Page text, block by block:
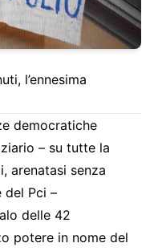
l’ennesima
democratiche
– su tutte la
arenatasi senza
Pci –
delle 42
potere in nome del